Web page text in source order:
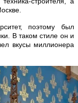
поэтому был
В таком стиле он и
вкусы миллионера